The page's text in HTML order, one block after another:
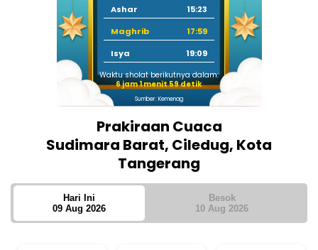
Ashar
15:23
Maghrib
17:59
Isya
19:09
Waktu sholat berikutnya dalam:
6 jam 1 menit 58 detik
Sumber: Kemenag
Prakiraan Cuaca
Sudimara Barat, Ciledug, Kota
Tangerang
Hari Ini
09 Aug 2026
Besok
10 Aug 2026